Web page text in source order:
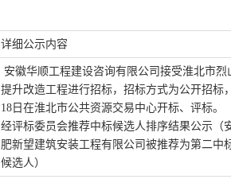
详细公示内容
安徽华顺工程建设咨询有限公司 接受淮北市烈
提升改造工程进行招标， 招标方式为公开招标，
18 日在淮北市公共资源交易中心开标、评标。
经评标委员会推荐中标候选人排序结果公示 （
肥新望建筑安装工程有限公司 被推荐为第二中
候选人）